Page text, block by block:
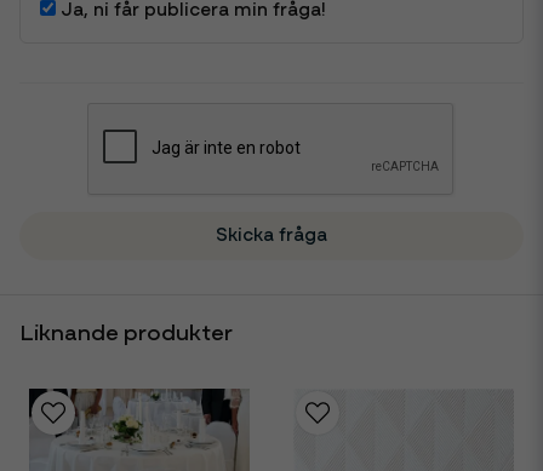
Ja, ni får publicera min fråga!
Skicka fråga
Liknande produkter